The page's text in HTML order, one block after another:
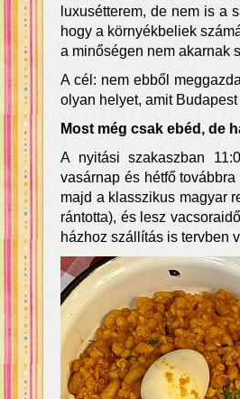
luxusétterem, de nem is a
hogy a környékbeliek
a minőségen nem akarnak
A cél: nem ebből
olyan helyet, amit
Most még csak ebéd, de
A nyitási szakaszban
vasárnap és hétfő
majd a klasszikus magyar
rántotta), és lesz
házhoz szállítás is tervben